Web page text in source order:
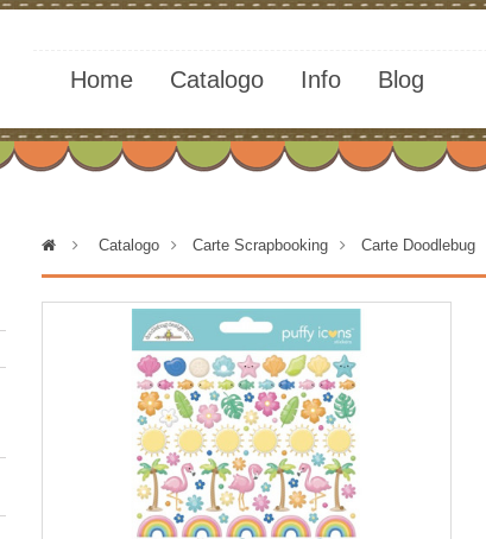
Home Catalogo Info Blog
> Catalogo > Carte Scrapbooking > Carte Doodlebug